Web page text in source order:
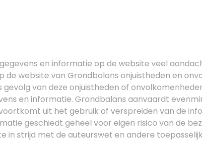
en informatie op de website veel
website van Grondbalans onjuistheden en
van deze onjuistheden of
en informatie. Grondbalans aanvaardt
uit het gebruik of verspreiden van de
geschiedt geheel voor eigen risico van de
in strijd met de auteurswet en andere